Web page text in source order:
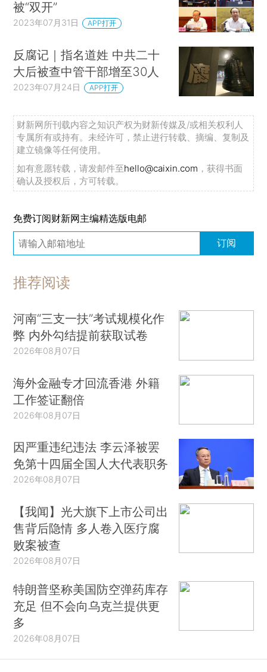
被“双开”
2023年07月31日 APP打开
反腐记｜指名道姓 中共二十
大后被查中管干部增至30人
2023年07月24日 APP打开
财新网所刊载内容之知识产权为财新传媒及/或相关权利人
专属所有或持有。未经许可，禁止进行转载、摘编、复制及
建立镜像等任何使用。
如有意愿转载，请发邮件至hello@caixin.com ，获得书面
确认及授权后，方可转载。
免费订阅财新网主编精选版电邮
订阅
推荐阅读
河南“三支一扶”考试规模化作
弊 内外勾结提前获取试卷
2026年08月07日
海外金融专才回流香港 外籍
工作签证翻倍
2026年08月07日
因严重违纪违法 李云泽被罢
免第十四届全国人大代表职务
2026年08月07日
【我闻】光大旗下上市公司出
售背后隐情 多人卷入医疗腐
败案被查
2026年08月07日
特朗普坚称美国防空弹药库存
充足 但不会向乌克兰提供更
多
2026年08月07日